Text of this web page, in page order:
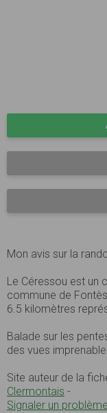
Mon avis sur la
Le Céressou est un
commune de
6.5 kilomètres
Balade sur les
des vues
Site auteur de la
Clermontais -
Signaler un problème